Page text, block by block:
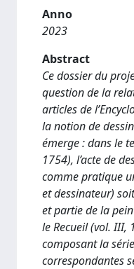
Anno
2023
Abstract
Ce dossier du
question de la
articles de
la notion de
émerge : dans le
1754), l’acte de
comme pratique
et dessinateur)
et partie de la
le Recueil (vol. III,
composant la
correspondantes